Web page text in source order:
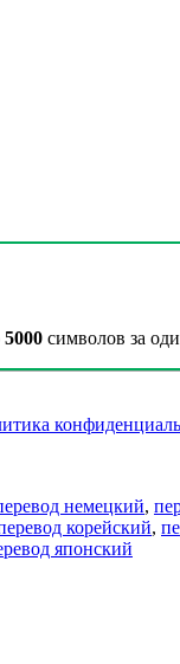
5000 символов за
немецкий,
корейский,
японский